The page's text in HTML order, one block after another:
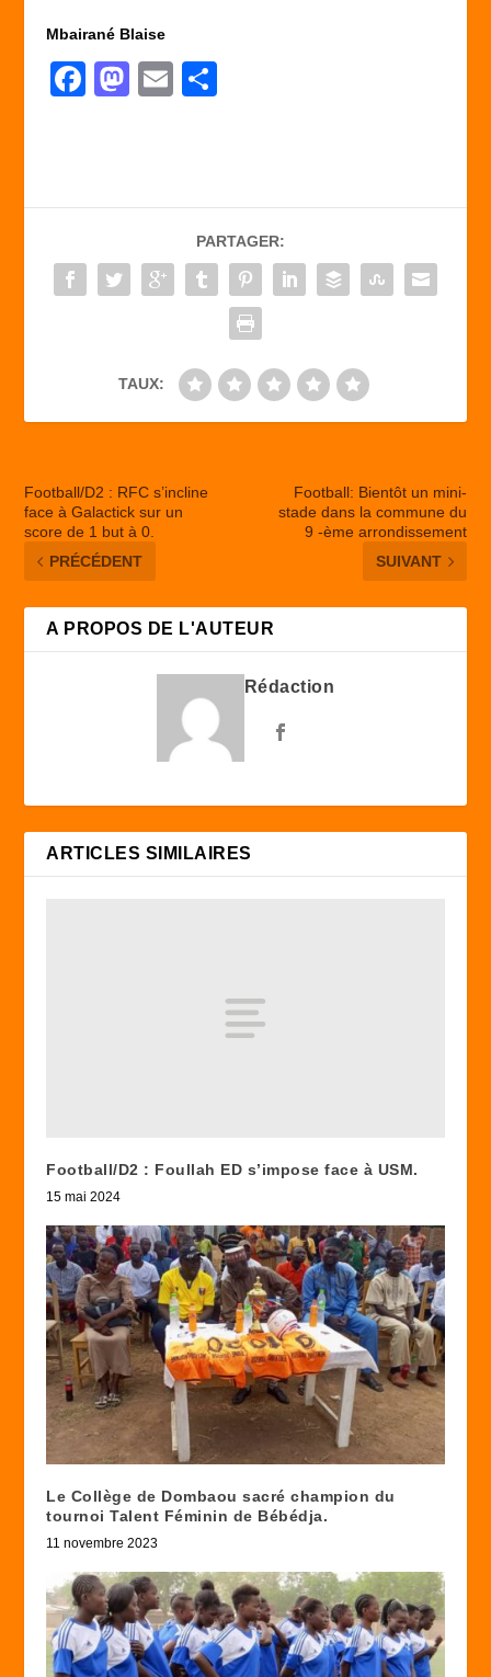
Mbairané Blaise
F
b
o
o
M
d
o
n
E
er
PARTAGER:
TAUX:
Football/D2 : RFC s’incline
face à Galactick sur un
score de 1 but à 0.
PRÉCÉDENT
Football: Bientôt un mini-
stade dans la commune du
9 -ème arrondissement
SUIVANT
A PROPOS DE L'AUTEUR
Rédaction
ARTICLES SIMILAIRES
Football/D2 : Foullah ED s’impose face à USM.
15 mai 2024
Le Collège de Dombaou sacré champion du
tournoi Talent Féminin de Bébédja.
11 novembre 2023